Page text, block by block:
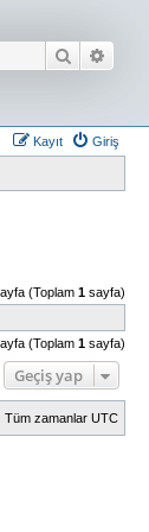
Ara
Giriş
Kayıt
(Toplam 1 sayfa)
(Toplam 1 sayfa)
Geçiş yap
Tüm zamanlar UTC